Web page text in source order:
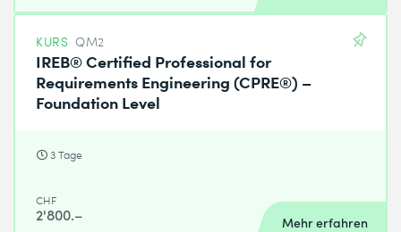
KURS QM2
IREB® Certified Professional for
Requirements Engineering (CPRE®) –
Foundation Level
3 Tage
CHF
2'800.– Mehr erfahren